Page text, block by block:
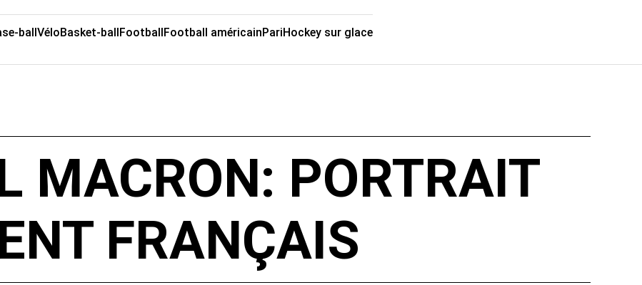
ballVéloBasket-ballFootballFootball américainPariHockey sur glace
MACRON: PORTRAIT
FRANÇAIS